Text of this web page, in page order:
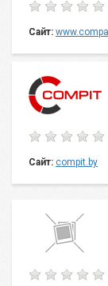
Сайт:
Сайт: compit.by